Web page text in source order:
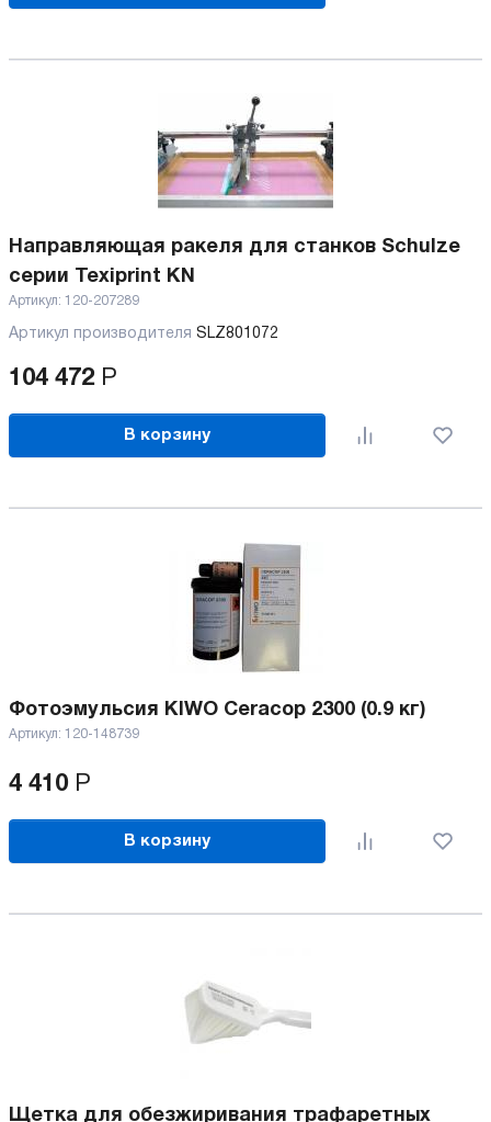
Направляющая ракеля для станков Schulze
серии Texiprint KN
Артикул: 120-207289
Артикул производителя SLZ801072
104 472 Р
В корзину
Фотоэмульсия KIWO Ceracop 2300 (0.9 кг)
Артикул: 120-148739
4 410 Р
В корзину
Щетка для обезжиривания трафаретных